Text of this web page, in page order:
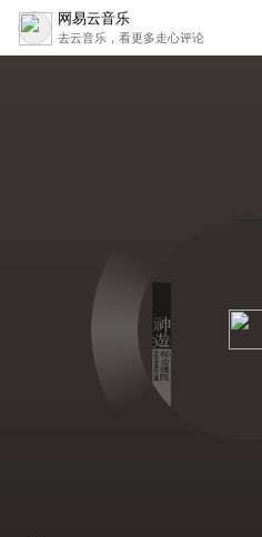
网易云音乐
去云音乐，看更多走心评论